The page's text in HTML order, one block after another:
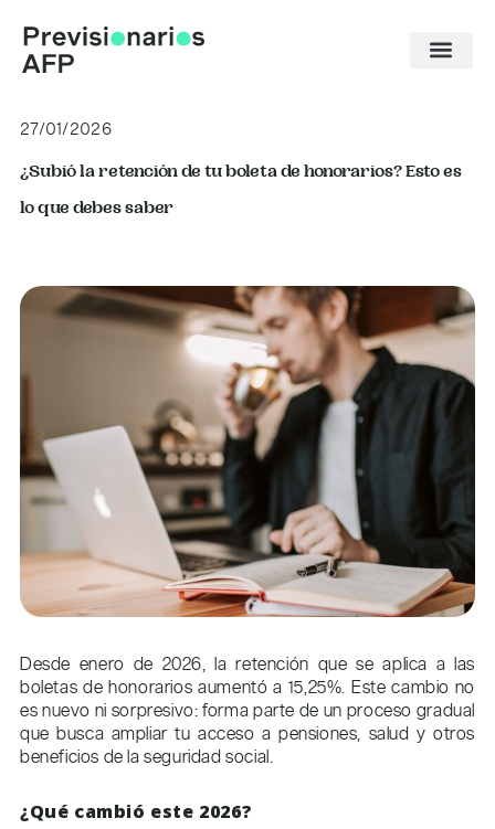
contenido
27/01/2026
¿Subió la retención de tu boleta de honorarios? Esto es
lo que debes saber
Desde enero de 2026, la retención que se aplica a las
boletas de honorarios aumentó a 15,25%. Este cambio no
es nuevo ni sorpresivo: forma parte de un proceso gradual
que busca ampliar tu acceso a pensiones, salud y otros
beneficios de la seguridad social.
¿Qué cambió este 2026?